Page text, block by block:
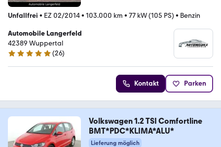
Unfallfrei • EZ 02/2014• 103.000 km • 77 kW (105 PS) • Benzin
Automobile Langerfeld
42389 Wuppertal
4.9 Sterne
(26)
Kontakt Parken
Volkswagen 1.2 TSI Comfortline
BMT*PDC*KLIMA*ALU*
Lieferung möglich